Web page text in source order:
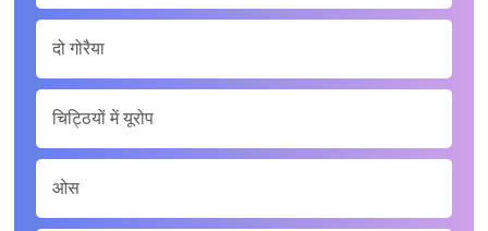
दो गोरैया
चिट्ठियों में यूरोप
ओस